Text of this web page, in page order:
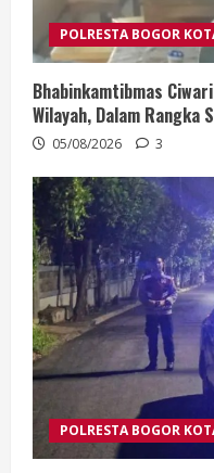
POLRESTA BOGOR
Bhabinkamtibmas
Wilayah, Dalam Rangka
05/08/2026 3
POLRESTA BOGOR